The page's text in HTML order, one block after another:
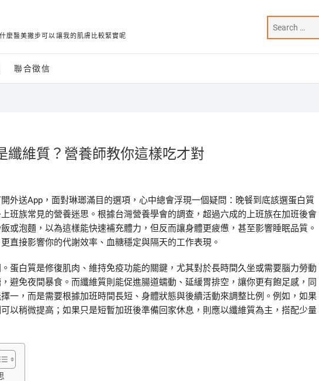
麼醫美撇步可以讓我的肌膚比較緊實呢
聯合徵信
纖維質？營養師教你這樣吃才對
外送App，面對琳瑯滿目的選項，心中總會浮現一個疑問：晚餐到底該選蛋白質
班族常見的營養迷思。根據台灣營養學會的調查，超過六成的上班族在加班後會
或泡麵，以為這樣能快速補充體力，但反而讓身體更疲憊，甚至影響睡眠品質。
直接影響你的代謝效率、血糖穩定與隔天的工作表現。
蛋白質是修復肌肉、維持免疫功能的關鍵，尤其對於長時間久坐或需要腦力勞動
避免夜間暴食。而纖維質則能促進腸道蠕動、延緩胃排空，讓你更有飽足感，同
一，而是需要根據加班時間長短、身體狀態與後續活動來調整比例。例如，如果
以稍微提高；如果只是短暫加班後準備回家休息，則應以纖維質為主，搭配少量